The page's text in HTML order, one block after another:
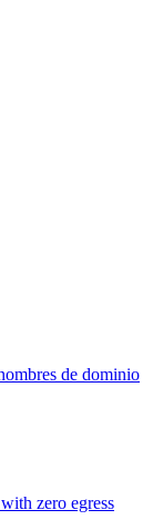
de dominio
zero egress